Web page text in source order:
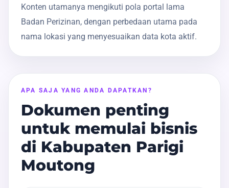
Konten utamanya mengikuti pola portal lama
Badan Perizinan, dengan perbedaan utama pada
nama lokasi yang menyesuaikan data kota aktif.
APA SAJA YANG ANDA DAPATKAN?
Dokumen penting
untuk memulai bisnis
di Kabupaten Parigi
Moutong